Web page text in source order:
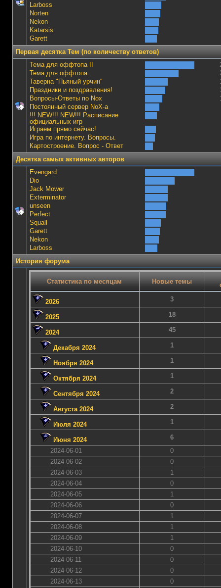
Lаrboss
Norten
Nekon
Katarsis
Garett
Первая десятка Тем (по количеству ответов)
Тема для оффтопа II
Тема для оффтопа.
Таверна "Пьяный урчин"
Праздники и поздравления!
Вопросы-Ответы по Nox
Постоянный сервер NoX-а
!!! NEW!!! NEW!!! Расписание
официальных игр
Играем прямо сейчас!
Игра по интернету. Вопросы.
Картостроение. Вопрос - Ответ
Десятка самых активных авторов
Evengard
Dio
Jack Mower
Exterminator
unseen
Perfect
Squall
Garett
Nekon
Lаrboss
История форума
Статистика по месяцам Новые темы
2026 3
2025 18
2024 45
Декабря 2024 1
Ноября 2024 1
Октября 2024 1
Сентября 2024 2
Августа 2024 2
Июля 2024 1
Июня 2024
6
2024-06-01
0
2024-06-02
0
2024-06-03
1
2024-06-04
0
2024-06-05
1
2024-06-06
0
2024-06-07
1
2024-06-08
1
2024-06-09
1
2024-06-10
0
2024-06-11
0
2024-06-12
0
2024-06-13
0